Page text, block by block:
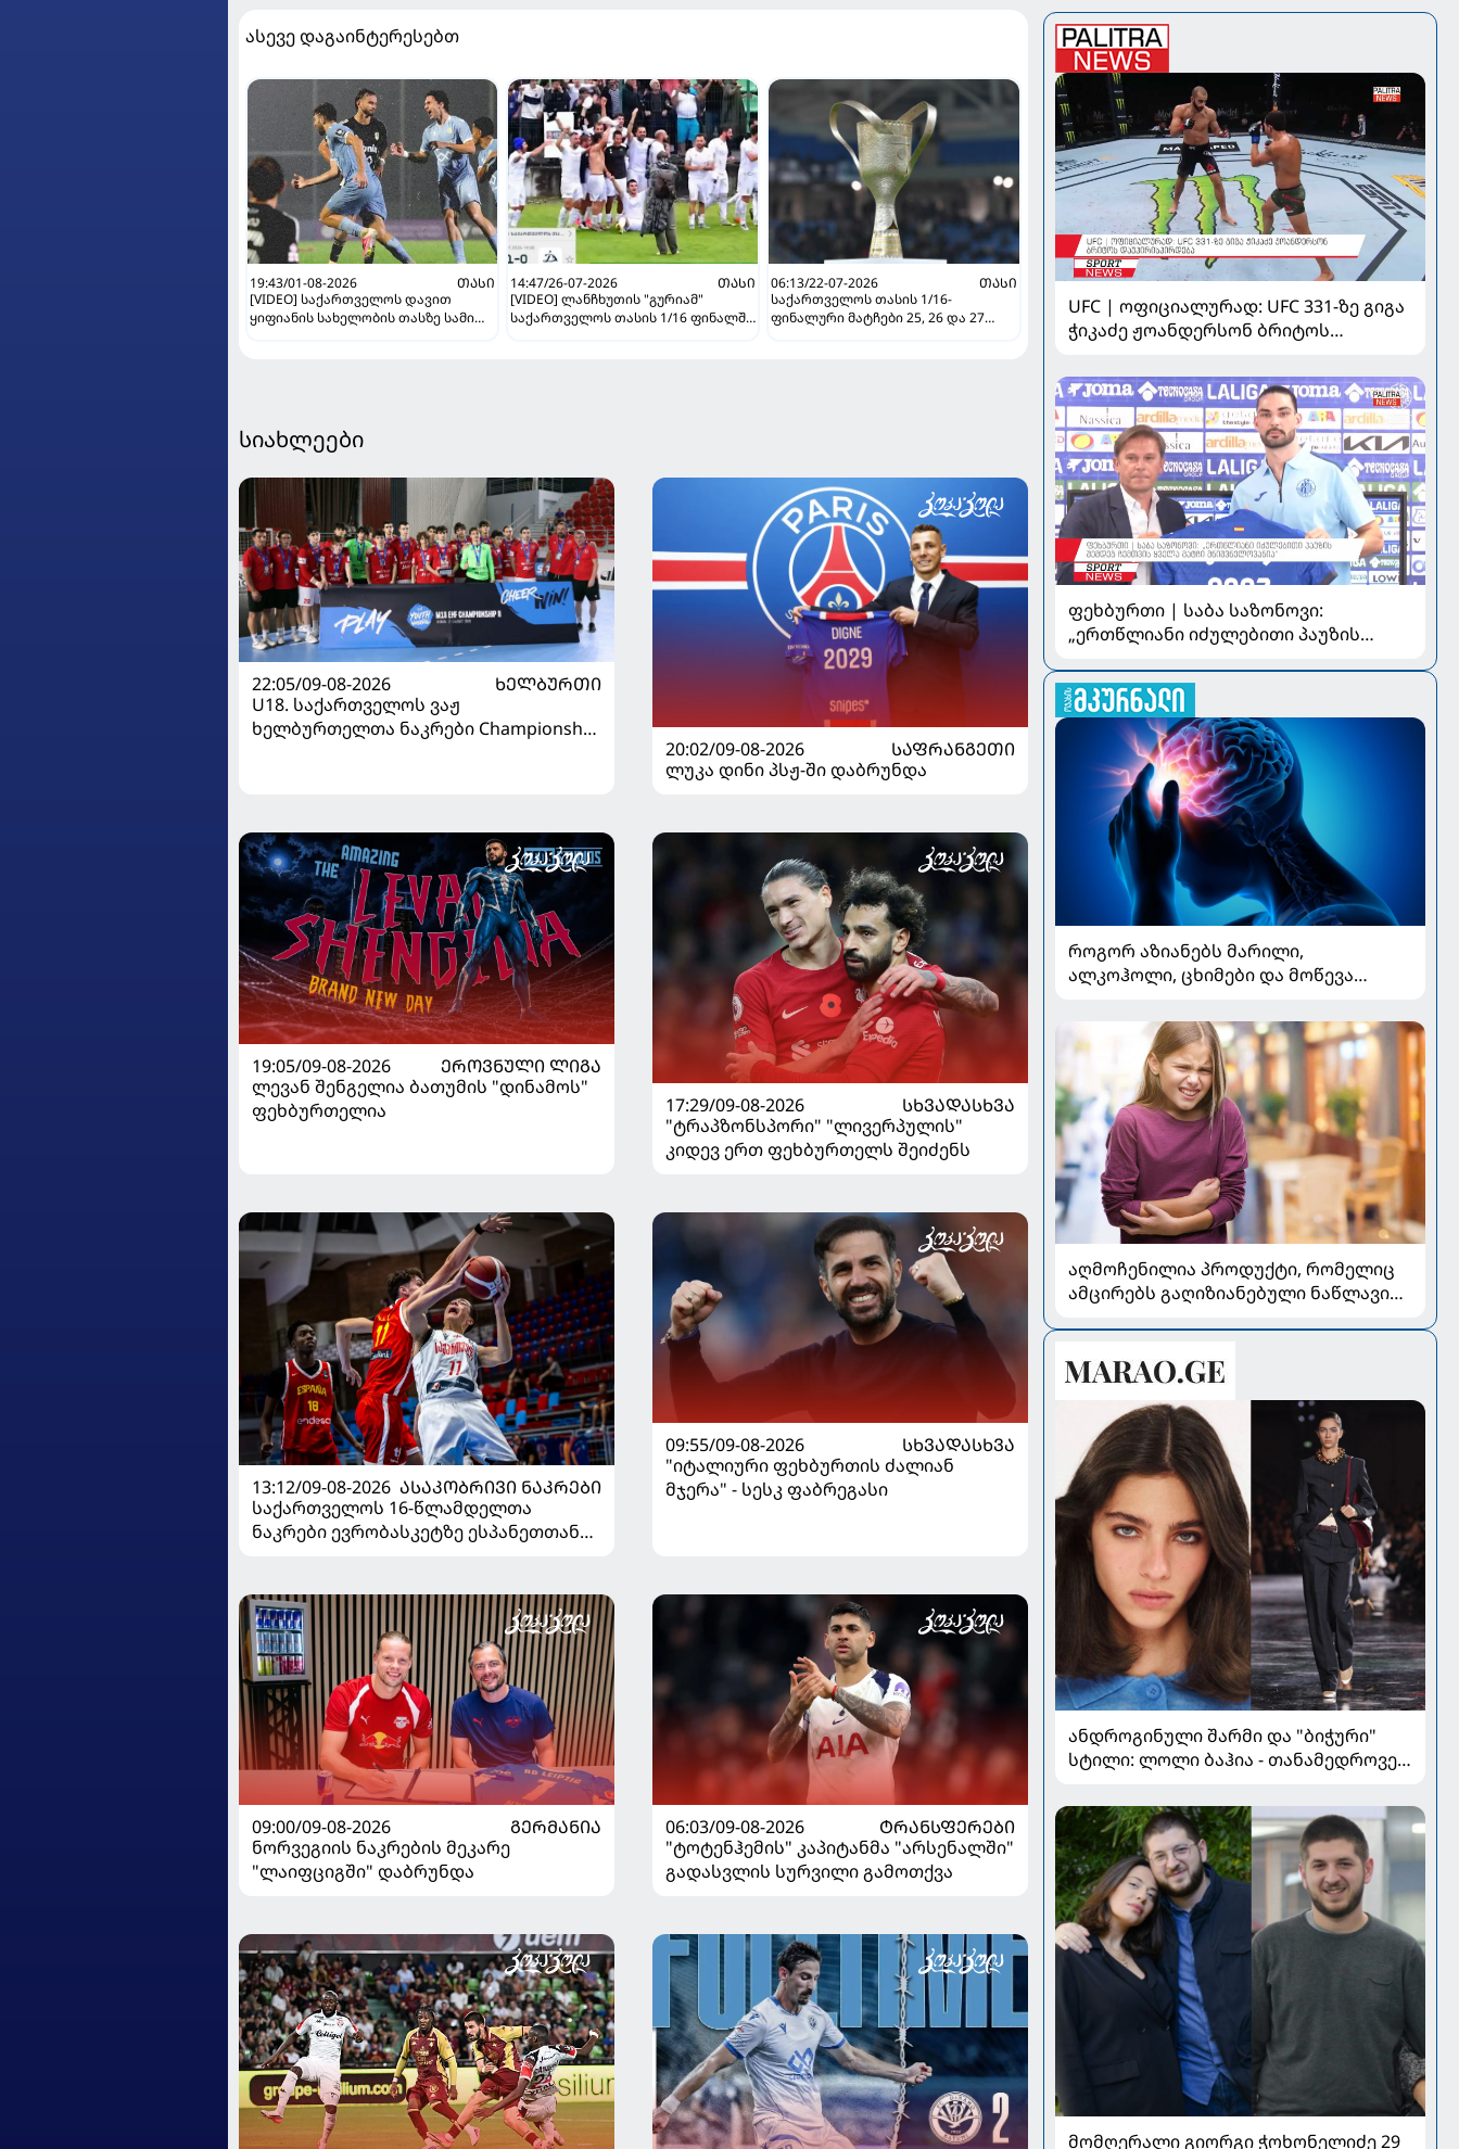
ასევე დაგაინტერესებთ
19:43/01-08-2026
ᲗᲐᲡᲘ
[VIDEO] საქართველოს დავით
ყიფიანის სახელობის თასზე სამი
14:47/26-07-2026
ᲗᲐᲡᲘ
[VIDEO] ლანჩხუთის "გურიამ"
საქართველოს თასის 1/16 ფინალში
06:13/22-07-2026
ᲗᲐᲡᲘ
საქართველოს თასის 1/16-
ფინალური მატჩები 25, 26 და 27
სიახლეები
22:05/09-08-2026
ᲮᲔᲚᲑᲣᲠᲗᲘ
U18. საქართველოს ვაჟ
ხელბურთელთა ნაკრები Championship
20:02/09-08-2026
ᲡᲐᲤᲠᲐᲜᲒᲔᲗᲘ
ლუკა დინი პსჟ-ში დაბრუნდა
19:05/09-08-2026
ᲔᲠᲝᲕᲜᲣᲚᲘ ᲚᲘᲒᲐ
ლევან შენგელია ბათუმის "დინამოს"
ფეხბურთელია
17:29/09-08-2026
ᲡᲮᲕᲐᲓᲐᲡᲮᲕᲐ
"ტრაპზონსპორი" "ლივერპულის"
კიდევ ერთ ფეხბურთელს შეიძენს
13:12/09-08-2026 ᲐᲡᲐᲙᲝᲑᲠᲘᲕᲘ ᲜᲐᲙᲠᲔᲑᲘ
საქართველოს 16-წლამდელთა
ნაკრები ევრობასკეტზე ესპანეთთან
09:55/09-08-2026
ᲡᲮᲕᲐᲓᲐᲡᲮᲕᲐ
"იტალიური ფეხბურთის ძალიან
მჯერა" - სესკ ფაბრეგასი
09:00/09-08-2026
ᲒᲔᲠᲛᲐᲜᲘᲐ
ნორვეგიის ნაკრების მეკარე
"ლაიფციგში" დაბრუნდა
06:03/09-08-2026
ᲢᲠᲐᲜᲡᲤᲔᲠᲔᲑᲘ
"ტოტენჰემის" კაპიტანმა "არსენალში"
გადასვლის სურვილი გამოთქვა
UFC | ოფიციალურად: UFC 331-ზე გიგა
ჭიკაძე ჟოანდერსონ ბრიტოს
ფეხბურთი | საბა საზონოვი:
„ერთწლიანი იძულებითი პაუზის
მნიშვნელოვანია“
როგორ აზიანებს მარილი,
ალკოჰოლი, ცხიმები და მოწევა
ძირითადი რისკები
აღმოჩენილია პროდუქტი, რომელიც
ამცირებს გაღიზიანებული ნაწლავის
ანდროგინული შარმი და "ბიჭური"
სტილი: ლოლი ბაჰია - თანამედროვე
მომღერალი გიორგი ჭოხონელიძე 29